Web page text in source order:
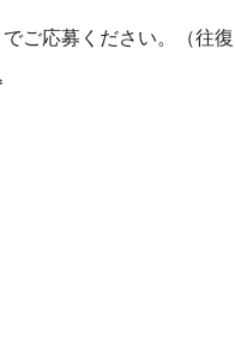
応募ください。（往復